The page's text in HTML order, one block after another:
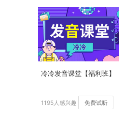
冷冷发音课堂【福利班】
1195人感兴趣 免费试听